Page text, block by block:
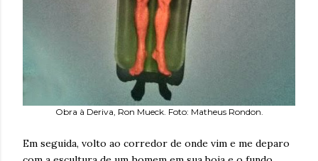
Obra à Deriva, Ron Mueck. Foto: Matheus Rondon.
Em seguida, volto ao corredor de onde vim e me deparo